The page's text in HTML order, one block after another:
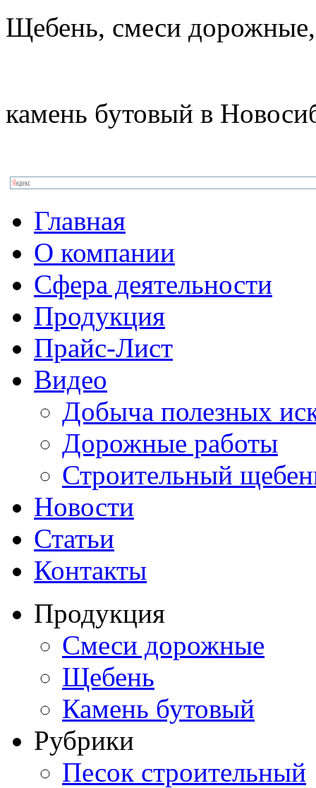
Щебень, смеси дорожные,
камень бутовый в
Главная
О компании
Сфера деятельности
Продукция
Прайс-Лист
Видео
Добыча полезных
Дорожные работы
Строительный
Новости
Статьи
Контакты
Продукция
Смеси дорожные
Щебень
Камень бутовый
Рубрики
Песок строительный